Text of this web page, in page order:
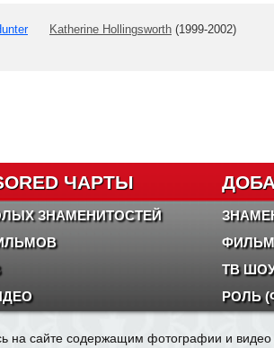
Katherine Hollingsworth (1999-2002)
ЧАРТЫ
ЗНАМЕНИТОСТЕЙ
ТВ
РОЛЬ
на сайте содержащим фотографии и